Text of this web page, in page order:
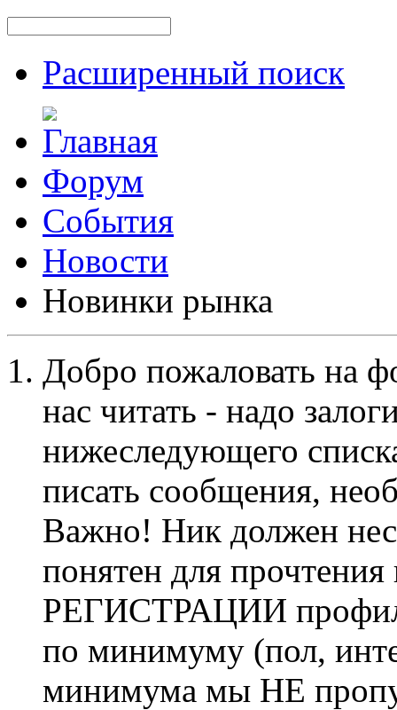
Расширенный поиск
Форум
События
Новости
Новинки рынка
Добро пожаловать на
нас читать - надо
нижеследующего
писать сообщения,
Важно! Ник должен
понятен для
РЕГИСТРАЦИИ профиль
по минимуму (пол,
минимума мы НЕ